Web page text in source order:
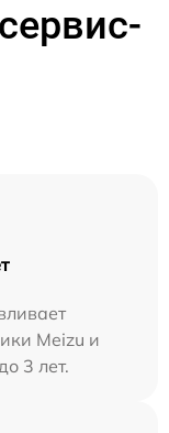
Meizu и
3 лет.